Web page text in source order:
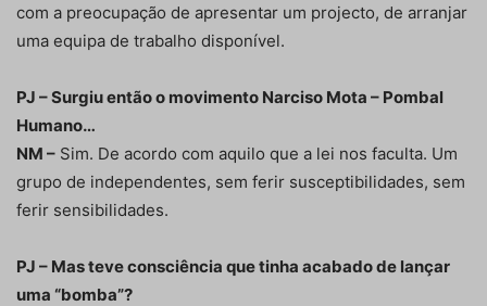
com a preocupação de apresentar um projecto, de arranjar
uma equipa de trabalho disponível.
PJ – Surgiu então o movimento Narciso Mota – Pombal
Humano…
NM – Sim. De acordo com aquilo que a lei nos faculta. Um
grupo de independentes, sem ferir susceptibilidades, sem
ferir sensibilidades.
PJ – Mas teve consciência que tinha acabado de lançar
uma “bomba”?